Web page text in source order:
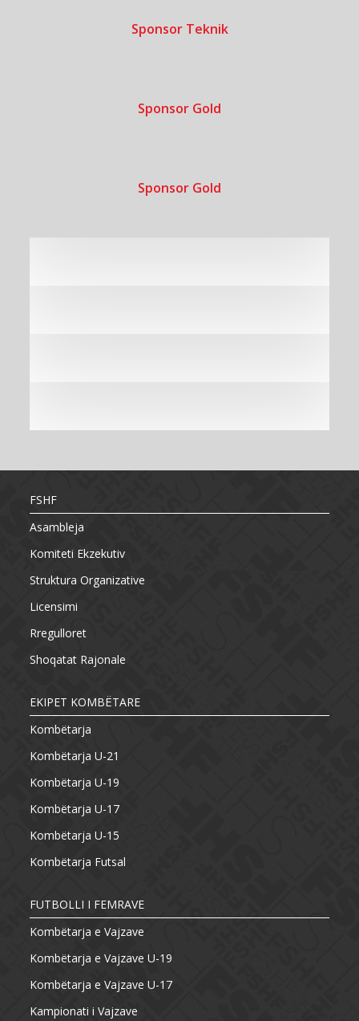
Sponsor Teknik
Sponsor Gold
Sponsor Gold
FSHF
Asambleja
Komiteti Ekzekutiv
Struktura Organizative
Licensimi
Rregulloret
Shoqatat Rajonale
EKIPET KOMBËTARE
Kombëtarja
Kombëtarja U-21
Kombëtarja U-19
Kombëtarja U-17
Kombëtarja U-15
Kombëtarja Futsal
FUTBOLLI I FEMRAVE
Kombëtarja e Vajzave
Kombëtarja e Vajzave U-19
Kombëtarja e Vajzave U-17
Kampionati i Vajzave